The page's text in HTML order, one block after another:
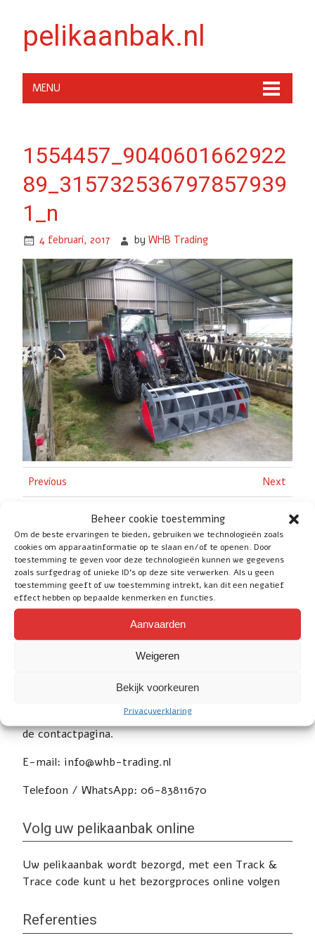
Beheer cookie toestemming
Om de beste ervaringen te bieden, gebruiken we technologieën zoals
cookies om apparaatinformatie op te slaan en/of te openen. Door
toestemming te geven voor deze technologieën kunnen we gegevens
zoals surfgedrag of unieke ID's op deze site verwerken. Als u geen
toestemming geeft of uw toestemming intrekt, kan dit een negatief
effect hebben op bepaalde kenmerken en functies.
Aanvaarden
Weigeren
Bekijk voorkeuren
Privacyverklaring
pelikaanbak.nl
MENU
1554457_9040601662922
89_315732536797857939
1_n
4 februari, 2017 byWHB Trading
Previous Next
Return to Referenties
Social
Heeft u nog vragen of wilt u advies? Klik
de contactpagina.
E-mail: info@whb-trading.nl
Telefoon / WhatsApp: 06-83811670
Volg uw pelikaanbak online
Uw pelikaanbak wordt bezorgd, met een Track &
Trace code kunt u het bezorgproces online volgen
Referenties